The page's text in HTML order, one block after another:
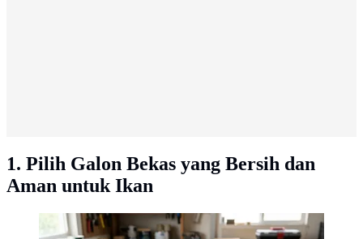
1. Pilih Galon Bekas yang Bersih dan
Aman untuk Ikan
Cara Membuat Aquarium dari Galon Bekas (Foto: AI